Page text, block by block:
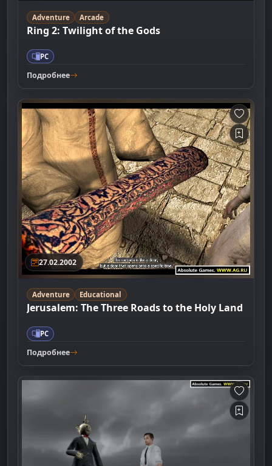
Adventure Arcade
Ring 2: Twilight of the Gods
PC
Подробнее
27.02.2002
Adventure Educational
Jerusalem: The Three Roads to the Holy Land
PC
Подробнее